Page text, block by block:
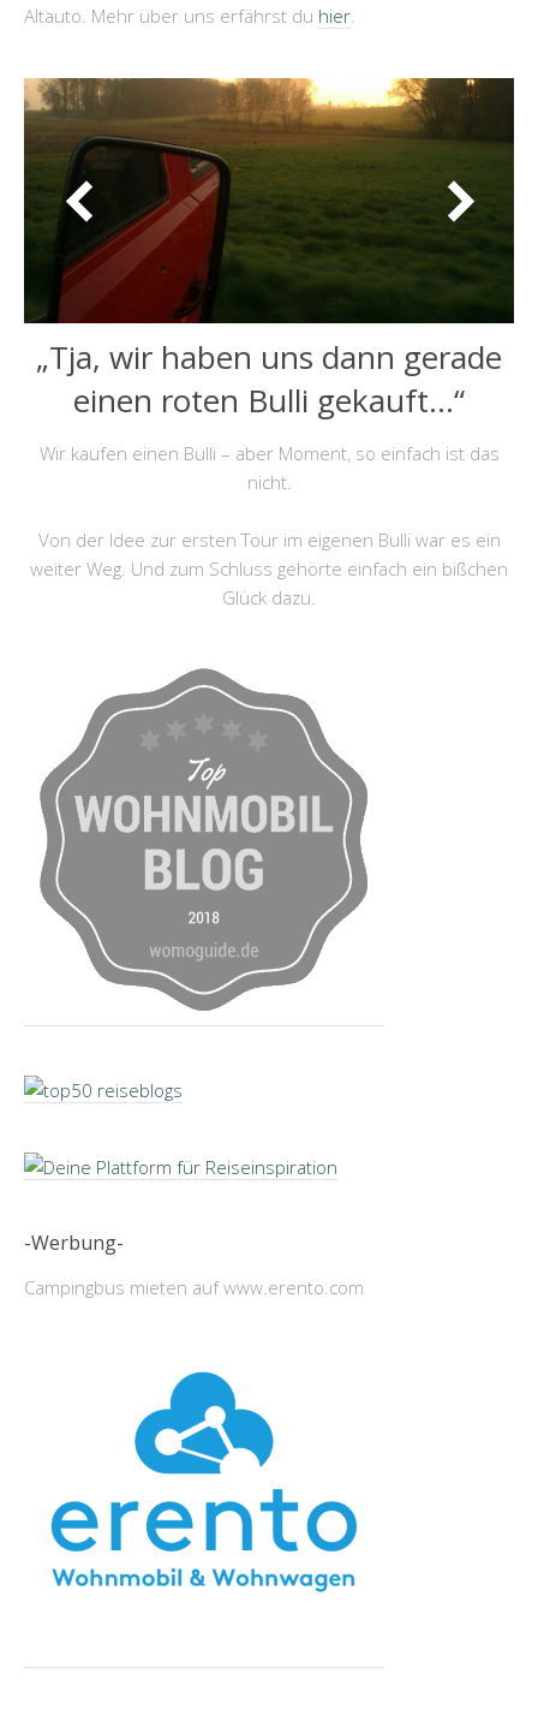
Altauto. Mehr über uns erfährst du hier
„Tja, wir haben uns dann gerade
einen roten Bulli gekauft…“
Wir kaufen einen Bulli – aber Moment, so einfach ist das
nicht.
Von der Idee zur ersten Tour im eigenen Bulli war es ein
weiter Weg. Und zum Schluss gehörte einfach ein bißchen
Glück dazu.
-Werbung-
Campingbus mieten auf www.erento.com